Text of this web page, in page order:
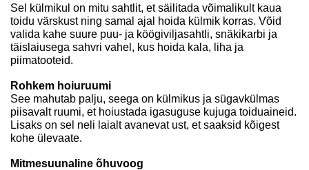
Sel külmikul on mitu sahtlit, et säilitada võimalikult kaua
toidu värskust ning samal ajal hoida külmik korras. Võid
valida kahe suure puu- ja köögiviljasahtli, snäkikarbi ja
täislaiusega sahvri vahel, kus hoida kala, liha ja
piimatooteid.
Rohkem hoiuruumi
See mahutab palju, seega on külmikus ja sügavkülmas
piisavalt ruumi, et hoiustada igasuguse kujuga toiduaineid.
Lisaks on sel neli laialt avanevat ust, et saaksid kõigest
kohe ülevaate.
Mitmesuunaline õhuvoog